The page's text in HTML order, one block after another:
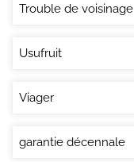
Trouble de voisinage
Usufruit
Viager
garantie décennale